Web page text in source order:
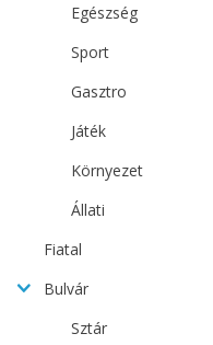
Egészség
Sport
Gasztro
Játék
Környezet
Állati
Fiatal
Bulvár
Sztár